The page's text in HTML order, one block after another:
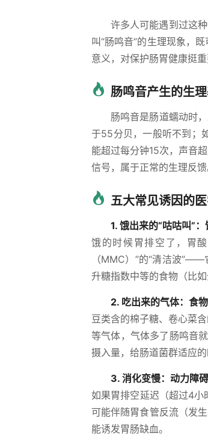
许多人可能遇到过这
叫“肠鸣音”的生理现象，
意义，对保护肠胃健康挺重
肠鸣音产生的生
肠鸣音是肠道蠕动时
于55分贝，一般听不到；
能超过每分钟15次，声音
信号，属于正常的生理反馈
五大常见诱因的
1. 饿出来的“咕咕叫”
饿的时候胃排空了，胃
（MMC）”的“清洁波
升糖指数中等的食物（比如
2. 吃出来的气体：食
豆类含的棉子糖、卷心菜
等气体，气体多了肠鸣音
摄入量，给肠道菌群适应
3. 消化变慢：动力障碍
如果胃排空延迟（超过4
可能伴随胃食管反流（发
能诱发胃肠缺血。